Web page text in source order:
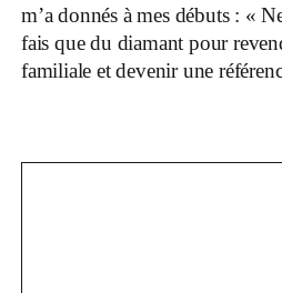
m’a donnés à mes débuts : «
fais que du diamant pour
familiale et devenir une